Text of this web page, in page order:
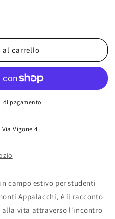
al carrello
di pagamento
Via Vigone 4
campo estivo per studenti
Appalacchi, è il racconto
alla vita attraverso l'incontro